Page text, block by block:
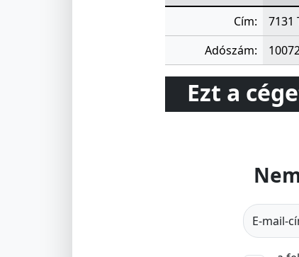
Cím:
7131
Adószám:
Ezt a
E-mail-